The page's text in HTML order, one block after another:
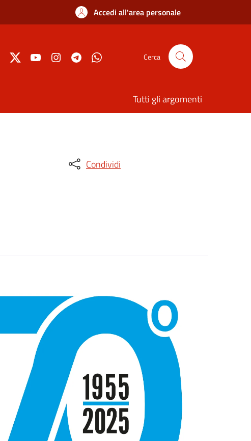
Accedi all'area personale
Cerca
Tutti gli argomenti
Condividi